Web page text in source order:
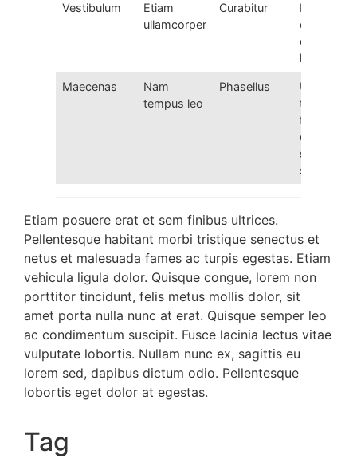
Vestibulum
Etiam
ullamcorper
Curabitur
Fusce
convallis
ex eget
lectus
Maecenas
Nam
tempus leo
Phasellus
Ut
tempor
felis
quis
sapien
suscipit
Etiam posuere erat et sem finibus ultrices.
Pellentesque habitant morbi tristique senectus et
netus et malesuada fames ac turpis egestas. Etiam
vehicula ligula dolor. Quisque congue, lorem non
porttitor tincidunt, felis metus mollis dolor, sit
amet porta nulla nunc at erat. Quisque semper leo
ac condimentum suscipit. Fusce lacinia lectus vitae
vulputate lobortis. Nullam nunc ex, sagittis eu
lorem sed, dapibus dictum odio. Pellentesque
lobortis eget dolor at egestas.
Tag